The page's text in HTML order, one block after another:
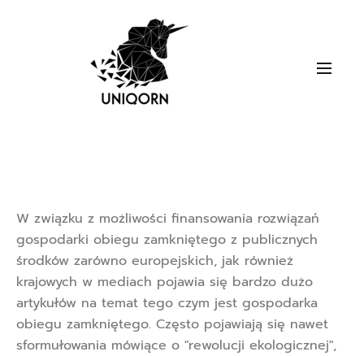
W związku z możliwości finansowania rozwiązań
gospodarki obiegu zamkniętego z publicznych
środków zarówno europejskich, jak również
krajowych w mediach pojawia się bardzo dużo
artykułów na temat tego czym jest gospodarka
obiegu zamkniętego. Często pojawiają się nawet
sformułowania mówiące o "rewolucji ekologicznej",